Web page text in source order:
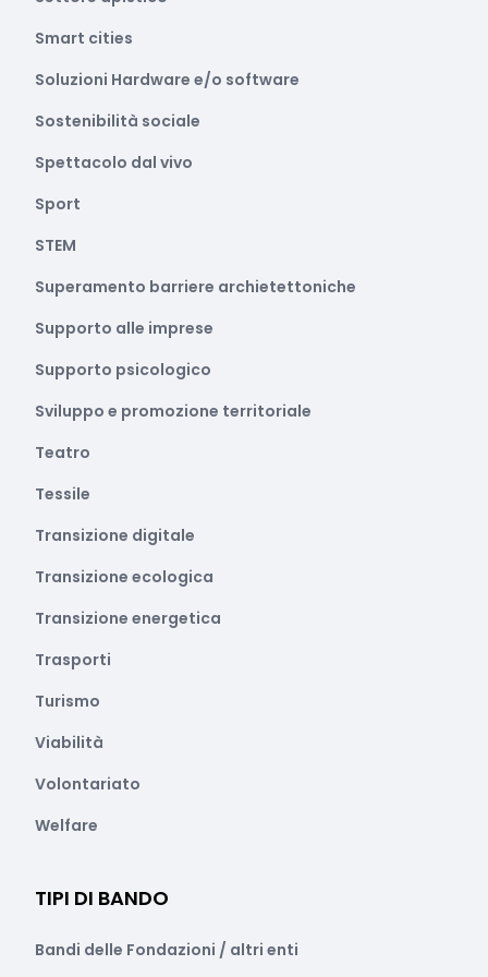
Smart cities
Soluzioni Hardware e/o software
Sostenibilità sociale
Spettacolo dal vivo
Sport
STEM
Superamento barriere archietettoniche
Supporto alle imprese
Supporto psicologico
Sviluppo e promozione territoriale
Teatro
Tessile
Transizione digitale
Transizione ecologica
Transizione energetica
Trasporti
Turismo
Viabilità
Volontariato
Welfare
TIPI DI BANDO
Bandi delle Fondazioni / altri enti